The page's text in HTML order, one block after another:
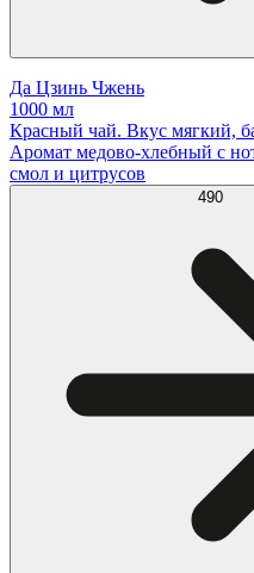
Да Цзинь Чжень
1000 мл
Красный чай. Вкус мягкий,
Аромат медово-хлебный с
смол и цитрусов
490